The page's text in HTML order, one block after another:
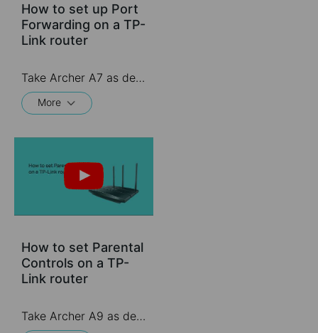
How to set up Port
Forwarding on a TP-
Link router
Take Archer A7 as demonstration.
More
How to set Parental
Controls on a TP-
Link router
Take Archer A9 as demonstration.